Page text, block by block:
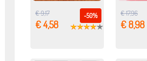
-50%
€ 9,17
€ 4,58
€ 17,96
€ 8,98